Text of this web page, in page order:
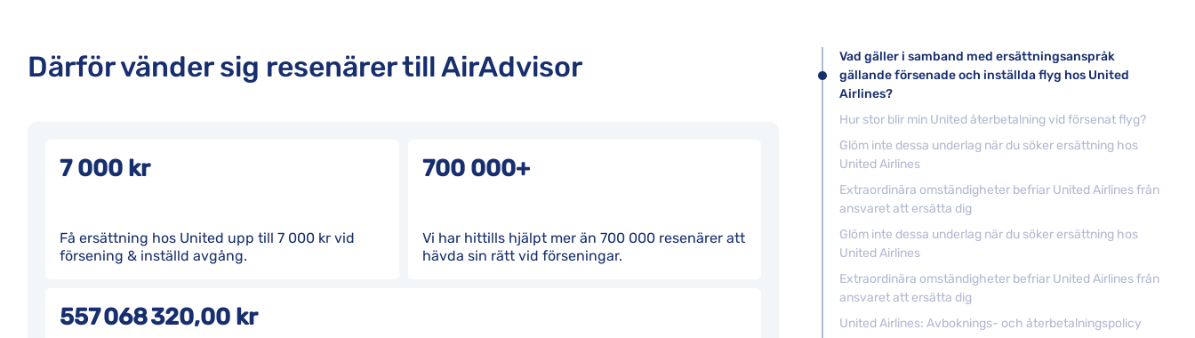
Därför vänder sig resenärer till AirAdvisor
7 000 kr
Få ersättning hos United upp till 7 000 kr vid
försening & inställd avgång.
700 000+
Vi har hittills hjälpt mer än 700 000 resenärer att
hävda sin rätt vid förseningar.
557 068 320,00 kr
Vad gäller i samband med ersättningsanspråk
gällande försenade och inställda flyg hos United
Airlines?
Hur stor blir min United återbetalning vid försenat flyg?
Glöm inte dessa underlag när du söker ersättning hos
United Airlines
Extraordinära omständigheter befriar United Airlines från
ansvaret att ersätta dig
Glöm inte dessa underlag när du söker ersättning hos
United Airlines
Extraordinära omständigheter befriar United Airlines från
ansvaret att ersätta dig
United Airlines: Avboknings- och återbetalningspolicy